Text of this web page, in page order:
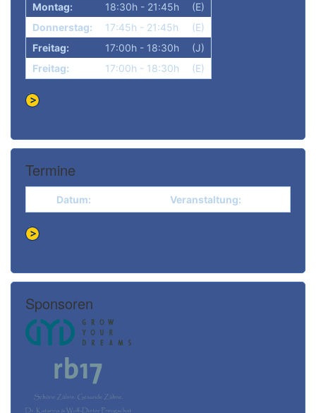
Montag:
18:30h - 21:45h
(E)
Donnerstag:
17:45h - 21:45h
(E)
Freitag:
17:00h - 18:30h
(J)
Freitag:
17:00h - 18:30h (E)
Termine
Datum: Veranstaltung:
Sponsoren